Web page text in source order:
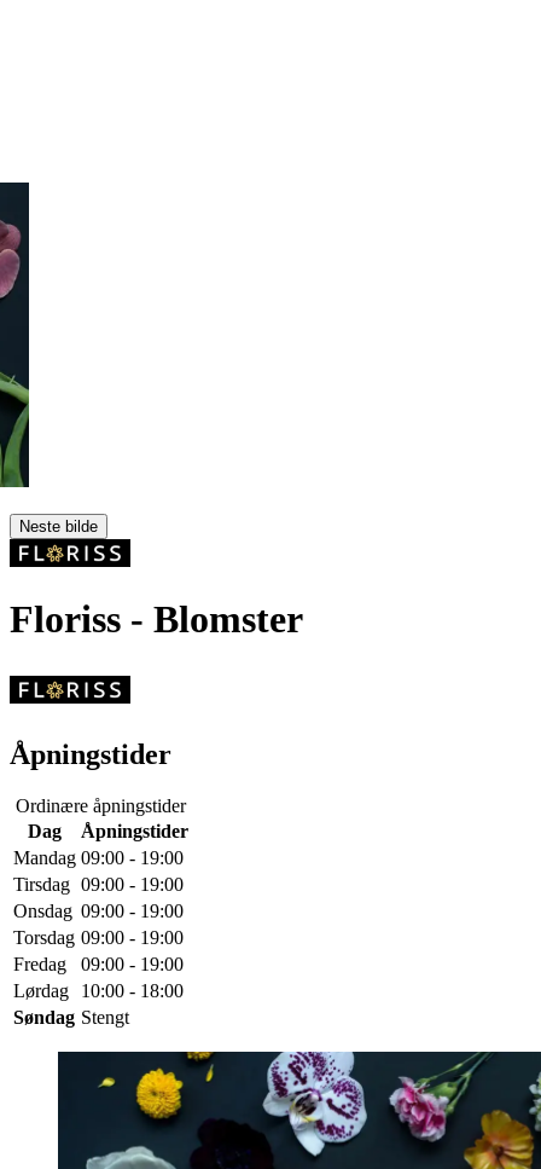
Neste bilde
Floriss - Blomster
Åpningstider
Ordinære åpningstider
Dag
Åpningstider
Mandag 09:00 - 19:00
Tirsdag 09:00 - 19:00
Onsdag 09:00 - 19:00
Torsdag 09:00 - 19:00
Fredag
09:00 - 19:00
Lørdag
10:00 - 18:00
Søndag Stengt